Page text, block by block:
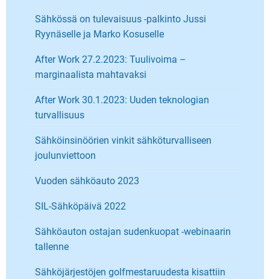
Sähkössä on tulevaisuus -palkinto Jussi
Ryynäselle ja Marko Kosuselle
After Work 27.2.2023: Tuulivoima –
marginaalista mahtavaksi
After Work 30.1.2023: Uuden teknologian
turvallisuus
Sähköinsinöörien vinkit sähköturvalliseen
joulunviettoon
Vuoden sähköauto 2023
SIL-Sähköpäivä 2022
Sähköauton ostajan sudenkuopat -webinaarin
tallenne
Sähköjärjestöjen golfmestaruudesta kisattiin